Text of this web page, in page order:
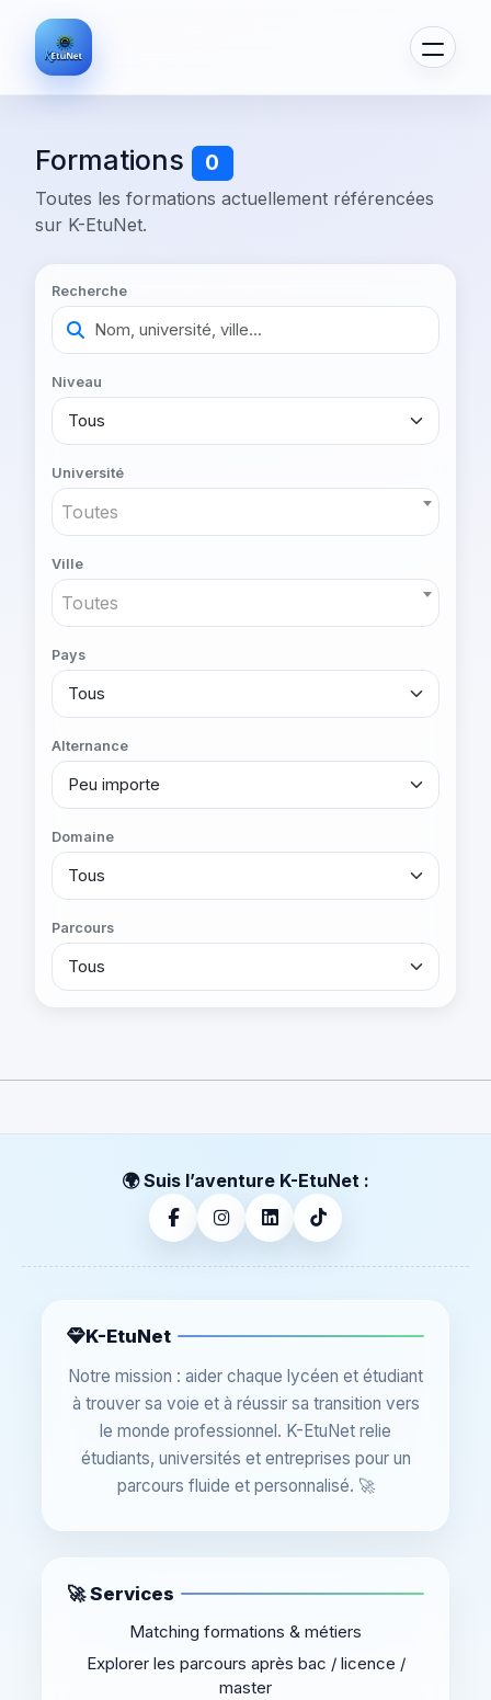
Formations 0
Toutes les formations actuellement référencées
sur K-EtuNet.
Recherche
Niveau
Université
Toutes
Ville
Toutes
Pays
Alternance
Domaine
Parcours
🌍 Suis l’aventure K-EtuNet :
K-EtuNet
Notre mission : aider chaque lycéen et étudiant
à trouver sa voie et à réussir sa transition vers
le monde professionnel. K-EtuNet relie
étudiants, universités et entreprises pour un
parcours fluide et personnalisé. 🚀
🚀 Services
Matching formations & métiers
Explorer les parcours après bac / licence /
master